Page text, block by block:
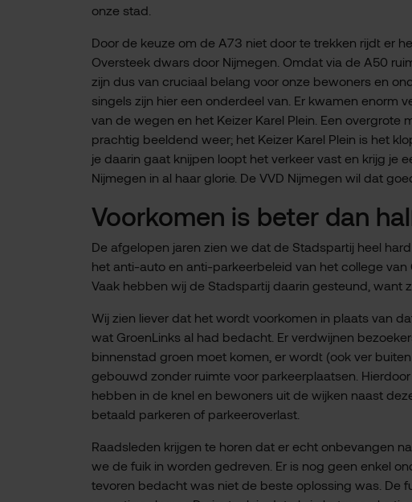
onze stad.
Door de keuze om de A73 niet door te trekken rijdt er
Oversteek dwars door Nijmegen. Omdat via de A50
zijn dus van cruciaal belang voor onze bewoners en
singels zijn hier een onderdeel van. Er kwamen enorm
van de wegen en het Keizer Karel Plein. Een
prachtig beeldend weer; het Keizer Karel Plein is het
je daarin gaat knijpen loopt het verkeer vast en krijg je
Nijmegen in al haar glorie. De VVD Nijmegen wil dat
Voorkomen is beter dan
De afgelopen jaren zien we dat de Stadspartij heel
het anti-auto en anti-parkeerbeleid van het college
Vaak hebben wij de Stadspartij daarin gesteund, want
Wij zien liever dat het wordt voorkomen in plaats van
wat GroenLinks al had bedacht. Er verdwijnen
binnenstad groen moet komen, er wordt (ook ver
gebouwd zonder ruimte voor parkeerplaatsen.
hebben in de knel en bewoners uit de wijken naast
betaald parkeren of parkeeroverlast.
Raadsleden krijgen te horen dat er echt onbevangen
we de fuik in worden gedreven. Er is nog geen enkel
tevoren bedacht was niet de beste oplossing was. De